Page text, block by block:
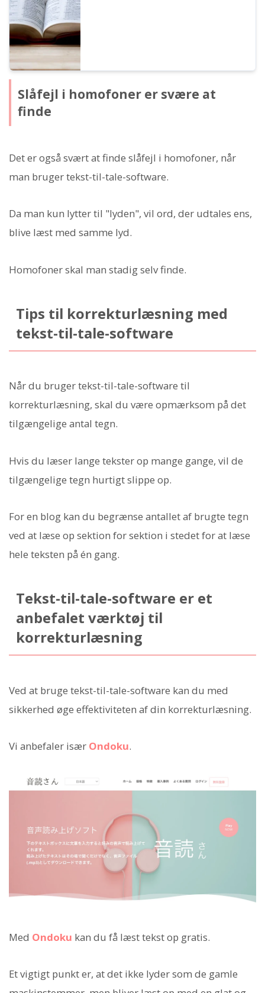
Slåfejl i homofoner er svære at
finde
Det er også svært at finde slåfejl i homofoner, når
man bruger tekst-til-tale-software.
Da man kun lytter til "lyden", vil ord, der udtales ens,
blive læst med samme lyd.
Homofoner skal man stadig selv finde.
Tips til korrekturlæsning med
tekst-til-tale-software
Når du bruger tekst-til-tale-software til
korrekturlæsning, skal du være opmærksom på det
tilgængelige antal tegn.
Hvis du læser lange tekster op mange gange, vil de
tilgængelige tegn hurtigt slippe op.
For en blog kan du begrænse antallet af brugte tegn
ved at læse op sektion for sektion i stedet for at læse
hele teksten på én gang.
Tekst-til-tale-software er et
anbefalet værktøj til
korrekturlæsning
Ved at bruge tekst-til-tale-software kan du med
sikkerhed øge effektiviteten af din korrekturlæsning.
Vi anbefaler især Ondoku.
Med Ondoku kan du få læst tekst op gratis.
Et vigtigt punkt er, at det ikke lyder som de gamle